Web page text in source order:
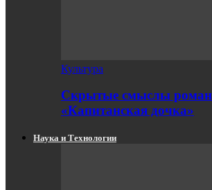
Культура
Скрытые смыслы
«Капитанская дочка»
Наука и Технологии